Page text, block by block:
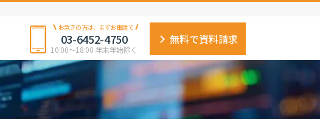
お急ぎの方は、まずお電話で
03-6452-4750
10:00〜18:00 年末年始除く
無料で資料請求